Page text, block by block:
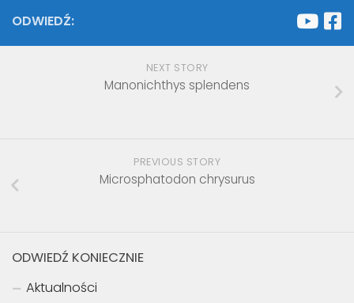
ODWIEDŹ:
NEXT STORY
Manonichthys splendens
PREVIOUS STORY
Microsphatodon chrysurus
ODWIEDŹ KONIECZNIE
Aktualności